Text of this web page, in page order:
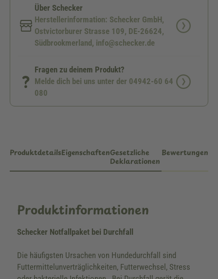
Über Schecker
Herstellerinformation: Schecker GmbH,
Ostvictorburer Strasse 109, DE-26624,
Südbrookmerland, info@schecker.de
Fragen zu deinem Produkt?
Melde dich bei uns unter der 04942-60 64
080
ProduktdetailsEigenschaftenGesetzliche
Deklarationen
Bewertungen
Produktinformationen
Schecker Notfallpaket bei Durchfall
Die häufigsten Ursachen von Hundedurchfall sind
Futtermittelunverträglichkeiten, Futterwechsel, Stress